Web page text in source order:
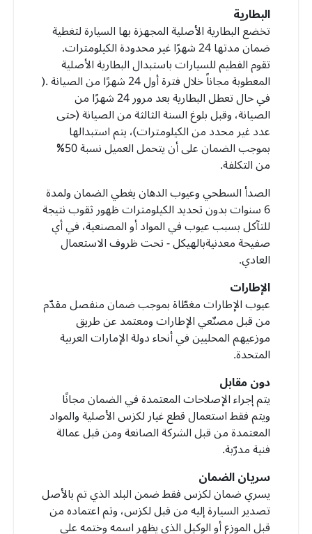
البطارية
تخضع البطارية الأصلية المجهزة بها السيارة لتغطية
ضمان مدتها 24 شهرًا غير محدودة الكيلومترات.
تقوم الفطيم للسيارات باستبدال البطارية الأصلية
المعطوبة مجاناً خلال فترة أول 24 شهرًا من الصيانة .(
في حال تعطل البطارية بعد مرور 24 شهرًا من
الصيانة، وقبل بلوغ السنة الثالثة من الصيانة (حتى
عدد غير محدد من الكيلومترات)، يتم استبدالها
بموجب الضمان على أن يتحمل العميل نسبة 50%
من التكلفة.
الصدأ السطحي وعيوب الدهان يغطي الضمان ولمدة
6 سنوات بدون تحديد الكيلومترات ظهور ثقوب نتيجة
للتآكل بسبب عيوب في المواد أو المصنعية، في أي
صفيحة معدنيةبالهيكل - تحت ظروف الاستعمال
العادي.
الإطارات
عيوب الإطارات مغطّاة بموجب ضمان منفصل مقدّم
من قبل مصنّعي الإطارات ومعتمد عن طريق
موزعيهم المحليين في أنحاء دولة الإمارات العربية
المتحدة.
دون مقابل
يتم إجراء الإصلاحات المعتمدة في الضمان مجانًا
ويتم فقط استعمال قطع غيار لكزس الأصلية والمواد
المعتمدة من قبل الشركة الصانعة ومن قبل عمالة
فنية مدرّبة.
سريان الضمان
يسري ضمان لكزس فقط ضمن البلد الذي تم بالأصل
تصدير السيارة إليه من قبل لكزس، وتم اعتماده من
قبل الموزع أو الوكيل الذي يظهر اسمه وختمه على